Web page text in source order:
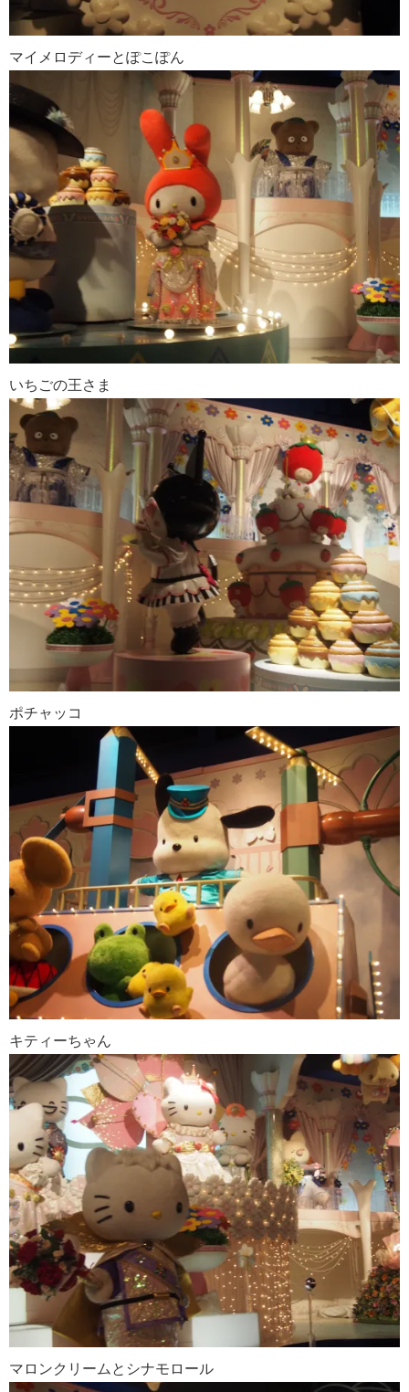
マイメロディーとぽこぽん
いちごの王さま
ポチャッコ
キティーちゃん
マロンクリームとシナモロール